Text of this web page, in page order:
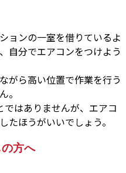
ョンの一室を借りているよ
自分でエアコンをつけよう
がら高い位置で作業を行う
。
ではありませんが、エアコ
たほうがいいでしょう。
方へ